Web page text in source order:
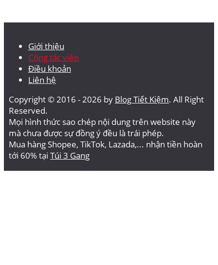
Giới thiệu
Cộng tác viên
Điều khoản
Liên hệ
Copyright © 2016 - 2026 by Blog Tiết Kiệm. All Right
Reserved.
Mọi hình thức sao chép nội dung trên website này
mà chưa được sự đồng ý đều là trái phép.
Mua hàng Shopee, TikTok, Lazada,... nhận tiền hoàn
tới 60% tại Túi 3 Gang